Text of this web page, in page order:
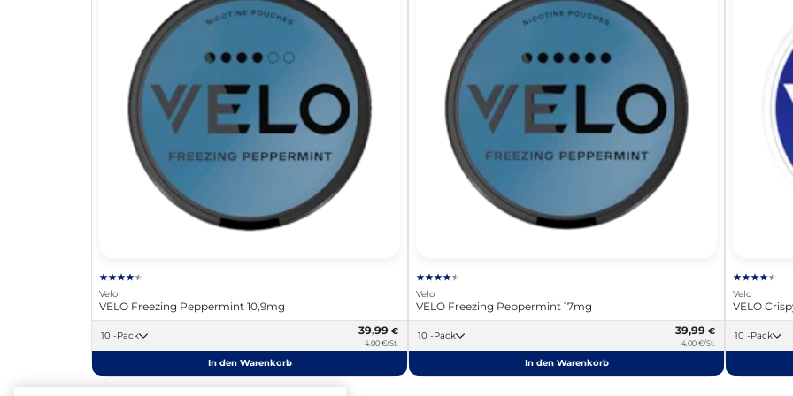
Velo
VELO Freezing Peppermint 10,9mg
10 -Pack 39,99 €
4,00 €/St.
In den Warenkorb
Velo
VELO Freezing Peppermint 17mg
10 -Pack 39,99 €
4,00 €/St.
In den Warenkorb
Velo
VELO
10 -Pack